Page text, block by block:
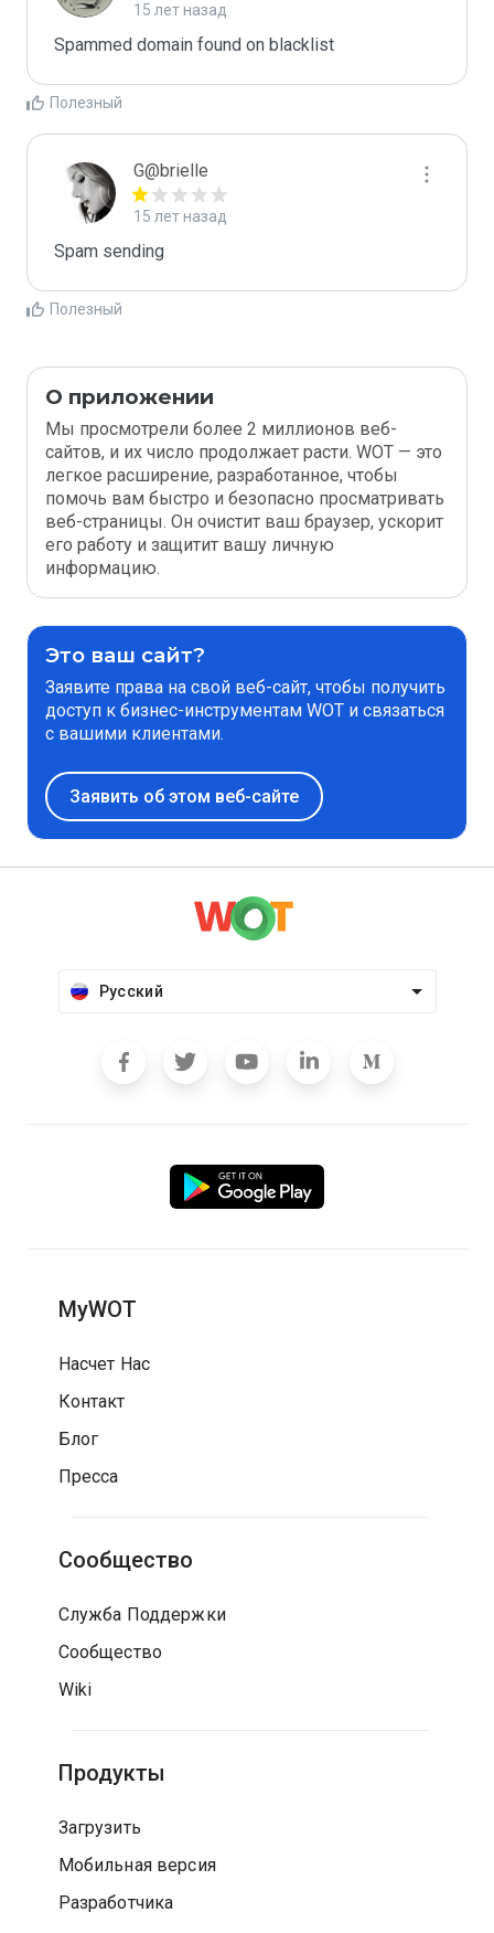
15 лет назад
Spammed domain found on blacklist
Полезный
G@brielle
15 лет назад
Spam sending
Полезный
О приложении
Мы просмотрели более 2 миллионов веб-
сайтов, и их число продолжает расти. WOT — это
легкое расширение, разработанное, чтобы
помочь вам быстро и безопасно просматривать
веб-страницы. Он очистит ваш браузер, ускорит
его работу и защитит вашу личную
информацию.
Это ваш сайт?
Заявите права на свой веб-сайт, чтобы получить
доступ к бизнес-инструментам WOT и связаться
с вашими клиентами.
Заявить об этом веб-сайте
Русский
MyWOT
Насчет Нас
Контакт
Блог
Пресса
Сообщество
Служба Поддержки
Сообщество
Wiki
Продукты
Загрузить
Мобильная версия
Разработчика